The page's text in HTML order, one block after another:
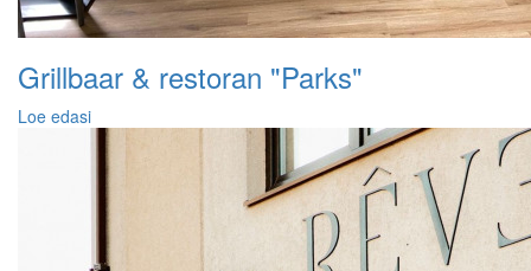
Grillbaar & restoran "Parks"
Loe edasi